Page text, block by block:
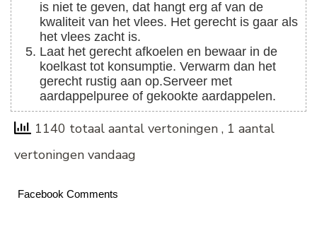
is niet te geven, dat hangt erg af van de
kwaliteit van het vlees. Het gerecht is gaar als
het vlees zacht is.
Laat het gerecht afkoelen en bewaar in de
koelkast tot konsumptie. Verwarm dan het
gerecht rustig aan op.Serveer met
aardappelpuree of gekookte aardappelen.
1140 totaal aantal vertoningen , 1 aantal
vertoningen vandaag
Facebook Comments